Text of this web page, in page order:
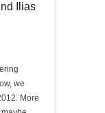
Ilias
we
More